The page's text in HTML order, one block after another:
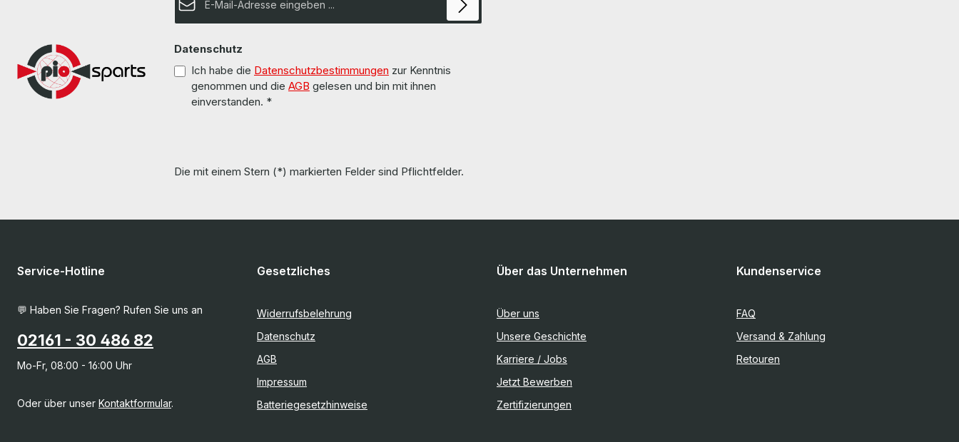
Datenschutz
Ich habe die Datenschutzbestimmungen zur Kenntnis
genommen und die AGB gelesen und bin mit ihnen
einverstanden. *
Die mit einem Stern (*) markierten Felder sind Pflichtfelder.
Service-Hotline
💬 Haben Sie Fragen? Rufen Sie uns an
02161 - 30 486 82
Mo-Fr, 08:00 - 16:00 Uhr
Oder über unser Kontaktformular.
Gesetzliches
Widerrufsbelehrung
Datenschutz
AGB
Impressum
Batteriegesetzhinweise
Über das Unternehmen
Über uns
Unsere Geschichte
Karriere / Jobs
Jetzt Bewerben
Zertifizierungen
Kundenservice
FAQ
Versand & Zahlung
Retouren